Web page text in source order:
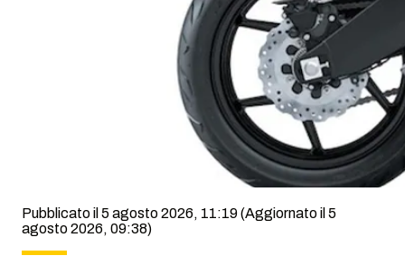
Pubblicato il 5 agosto 2026, 11:19(Aggiornato il 5
agosto 2026, 09:38)